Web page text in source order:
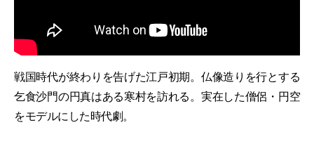
戦国時代が終わりを告げた江戸初期。仏像造りを行とする
乞食沙門の円真はある寒村を訪れる。実在した僧侶・円空
をモデルにした時代劇。